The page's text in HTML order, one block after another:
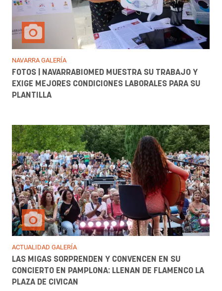
NAVARRA GALERÍA
FOTOS | NAVARRABIOMED MUESTRA SU TRABAJO Y
EXIGE MEJORES CONDICIONES LABORALES PARA SU
PLANTILLA
ACTUALIDAD GALERÍA
LAS MIGAS SORPRENDEN Y CONVENCEN EN SU
CONCIERTO EN PAMPLONA: LLENAN DE FLAMENCO LA
PLAZA DE CIVICAN